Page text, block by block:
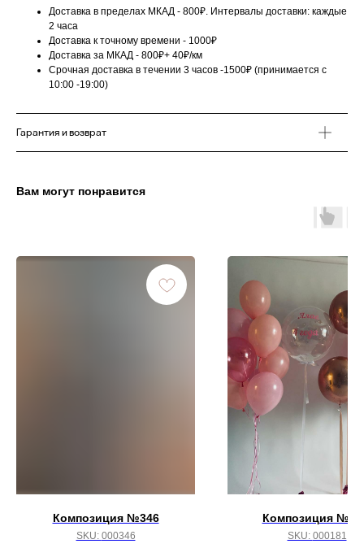
Доставка в пределах МКАД - 800₽. Интервалы доставки: каждые
2 часа
Доставка к точному времени - 1000₽
Доставка за МКАД - 800₽+ 40₽/км
Срочная доставка в течении 3 часов -1500₽ (принимается с
10:00 -19:00)
Гарантия и возврат
Вам могут понравится
Композиция №346
SKU: 000346
Композиция №
SKU: 000181